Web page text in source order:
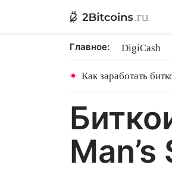
Главное: DigiCash
Как заработать